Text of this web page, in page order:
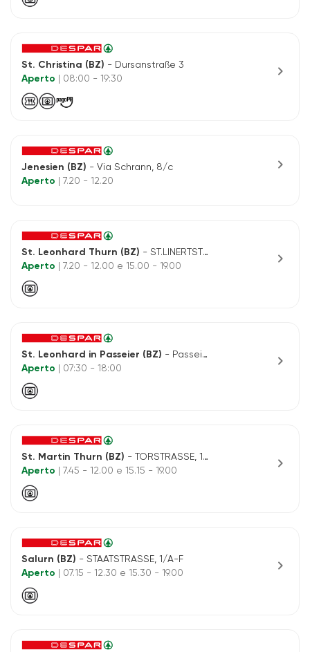
St. Christina (BZ) - Dursanstraße 3
Aperto
| 08:00 - 19:30 chevron_right
Jenesien (BZ) - Via Schrann, 8/c
Aperto
| 7.20 - 12.20
chevron_right
St. Leonhard Thurn (BZ) - ST.LINERTSTRASSE, 56
Aperto
| 7.20 - 12.00 e 15.00 - 19.00 chevron_right
St. Leonhard in Passeier (BZ) - Passeirerstr., 39
Aperto
| 07:30 - 18:00 chevron_right
St. Martin Thurn (BZ) - TORSTRASSE, 18/A
Aperto
| 7.45 - 12.00 e 15.15 - 19.00 chevron_right
Salurn (BZ) - STAATSTRASSE, 1/A-F
Aperto
| 07.15 - 12.30 e 15.30 - 19.00 chevron_right